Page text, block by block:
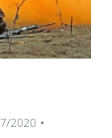
2020